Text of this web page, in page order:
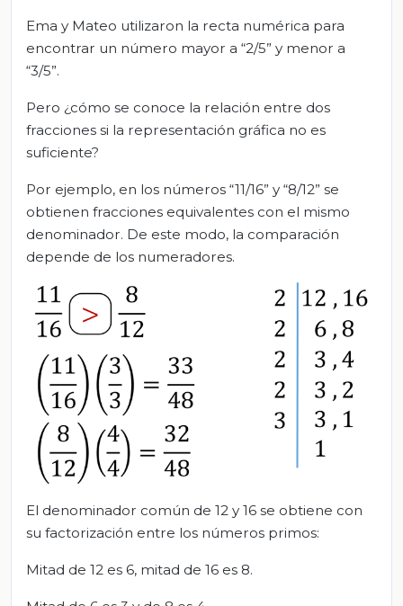
Ema y Mateo utilizaron la recta numérica para
encontrar un número mayor a “2/5” y menor a
“3/5”.
Pero ¿cómo se conoce la relación entre dos
fracciones si la representación gráfica no es
suficiente?
Por ejemplo, en los números “11/16” y “8/12” se
obtienen fracciones equivalentes con el mismo
denominador. De este modo, la comparación
depende de los numeradores.
El denominador común de 12 y 16 se obtiene con
su factorización entre los números primos:
Mitad de 12 es 6, mitad de 16 es 8.